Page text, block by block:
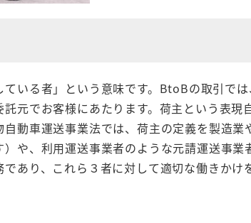
いる者」という意味です。BtoBの取引で
元でお客様にあたります。荷主という表
動車運送事業法では、荷主の定義を製造
や、利用運送事業者のような元請運送事
あり、これら３者に対して適切な働きかけ